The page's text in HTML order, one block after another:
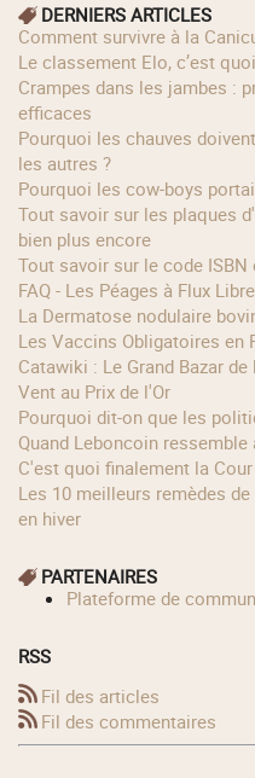
DERNIERS ARTICLES
Comment survivre à la
Le classement Elo, c’est
Crampes dans les jambes : principales causes et solutions
efficaces
Pourquoi les chauves doivent se méfier du soleil bien plus que
les autres ?
Pourquoi les cow‑boys
Tout savoir sur les plaques d'immatriculation françaises et
bien plus encore
Tout savoir sur le code
FAQ - Les Péages à Flux
La Dermatose nodulaire
Les Vaccins Obligatoires en
Catawiki : Le Grand Bazar de l’Imposture ou l'Art de Vendre du
Vent au Prix de l'Or
Pourquoi dit-on que les
Quand Leboncoin
C'est quoi finalement la
Les 10 meilleurs remèdes de grand-mère qu'il faut connaître
en hiver
PARTENAIRES
Plateforme de
RSS
Fil des articles
Fil des commentaires